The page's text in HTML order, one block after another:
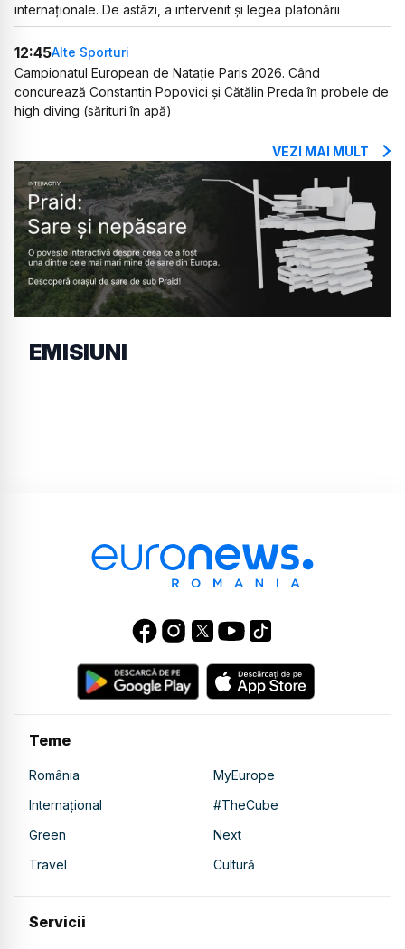
internaționale. De astăzi, a intervenit și legea plafonării
12:45Alte Sporturi
Campionatul European de Natație Paris 2026. Când
concurează Constantin Popovici și Cătălin Preda în probele de
high diving (sărituri în apă)
VEZI MAI MULT
EMISIUNI
Teme
România
MyEurope
Internațional
#TheCube
Green
Next
Travel
Cultură
Servicii